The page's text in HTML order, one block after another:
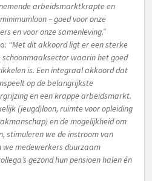
arbeidsmarktkrapte en
– goed voor onze
en voor onze samenleving.”
“Met dit akkoord ligt er een sterke
waarin het goed
is. Een integraal akkoord dat
op de belangrijkste
en een krappe arbeidsmarkt.
(jeugd)loon, ruimte voor opleiding
en de mogelijkheid om
stimuleren we de instroom van
we medewerkers duurzaam
gezond hun pensioen halen én